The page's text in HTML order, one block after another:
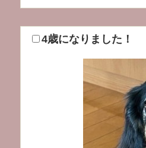
4歳になりました！